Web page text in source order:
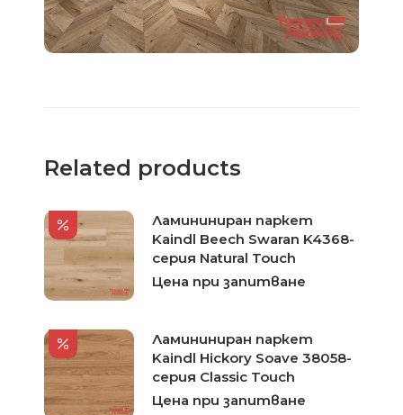
Related products
Ламининиран паркет
Kaindl Beech Swaran K4368-
серия Natural Touch
Цена при запитване
Ламининиран паркет
Kaindl Hickory Soave 38058-
серия Classic Touch
Цена при запитване